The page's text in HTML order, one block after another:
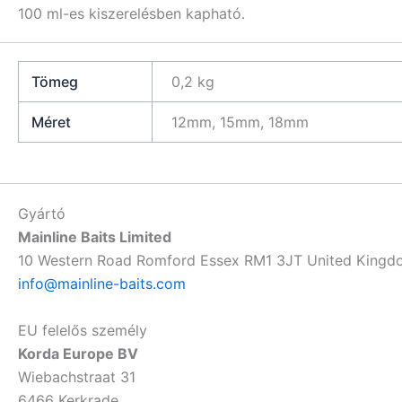
100 ml-es kiszerelésben kapható.
Tömeg 0,2 kg
Méret 12mm, 15mm, 18mm
Gyártó
Mainline Baits Limited
10 Western Road Romford Essex RM1 3JT United
info@mainline-baits.com
EU felelős személy
Korda Europe BV
Wiebachstraat 31